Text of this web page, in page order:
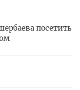
посетить